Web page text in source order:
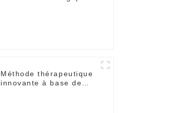
Méthode thérapeutique
innovante à base de